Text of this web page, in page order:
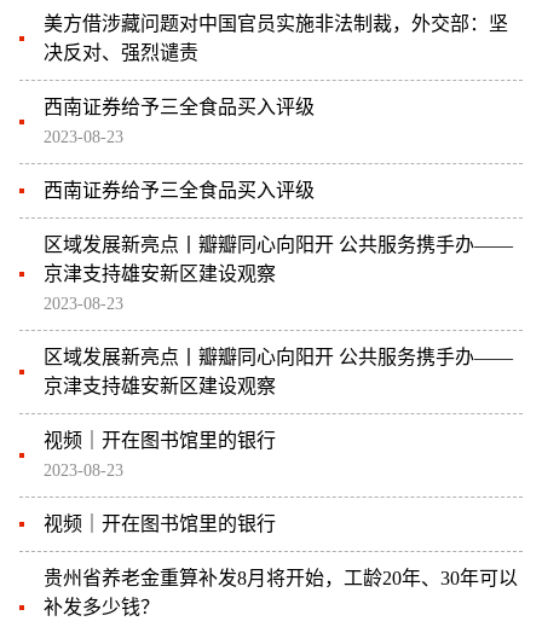
美方借涉藏问题对中国官员实施非法制裁，外交部：坚
决反对、强烈谴责
西南证券给予三全食品买入评级
2023-08-23
西南证券给予三全食品买入评级
区域发展新亮点丨瓣瓣同心向阳开 公共服务携手办——
京津支持雄安新区建设观察
2023-08-23
区域发展新亮点丨瓣瓣同心向阳开 公共服务携手办——
京津支持雄安新区建设观察
视频｜开在图书馆里的银行
2023-08-23
视频｜开在图书馆里的银行
贵州省养老金重算补发8月将开始，工龄20年、30年可以
补发多少钱？